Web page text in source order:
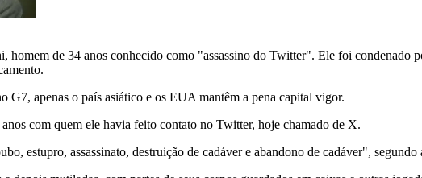
homem de 34 anos conhecido como "assassino do Twitter". Ele foi condenado
G7, apenas o país asiático e os EUA mantêm a pena capital vigor.
com quem ele havia feito contato no Twitter, hoje chamado de X.
estupro, assassinato, destruição de cadáver e abandono de cadáver", segundo